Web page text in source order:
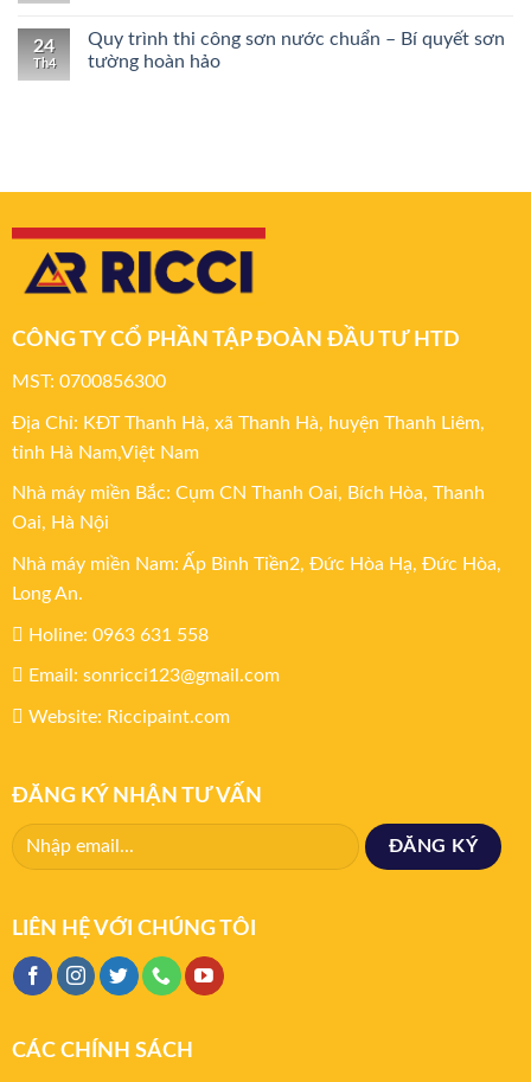
24
Th4
Quy trình thi công sơn nước chuẩn – Bí quyết sơn
tường hoàn hảo
CÔNG TY CỔ PHẦN TẬP ĐOÀN ĐẦU TƯ HTD
MST: 0700856300
Địa Chỉ: KĐT Thanh Hà, xã Thanh Hà, huyện Thanh Liêm,
tỉnh Hà Nam,Việt Nam
Nhà máy miền Bắc: Cụm CN Thanh Oai, Bích Hòa, Thanh
Oai, Hà Nội
Nhà máy miền Nam: Ấp Bình Tiền2, Đức Hòa Hạ, Đức Hòa,
Long An.
Holine: 0963 631 558
Email: sonricci123@gmail.com
Website: Riccipaint.com
ĐĂNG KÝ NHẬN TƯ VẤN
LIÊN HỆ VỚI CHÚNG TÔI
CÁC CHÍNH SÁCH